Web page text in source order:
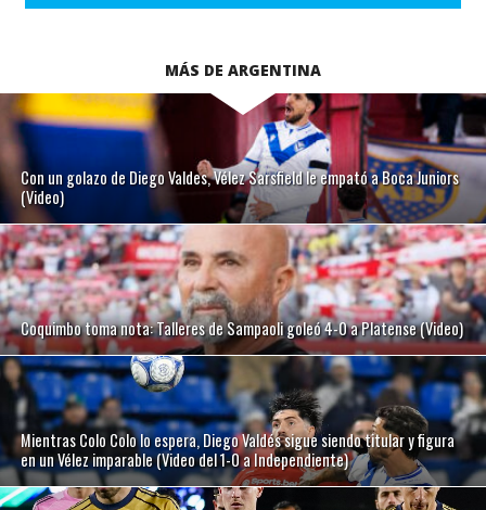
MÁS DE ARGENTINA
Con un golazo de Diego Valdes, Vélez Sarsfield le empató a Boca Juniors
(Video)
Coquimbo toma nota: Talleres de Sampaoli goleó 4-0 a Platense (Video)
Mientras Colo Colo lo espera, Diego Valdés sigue siendo titular y figura
en un Vélez imparable (Video del 1-0 a Independiente)